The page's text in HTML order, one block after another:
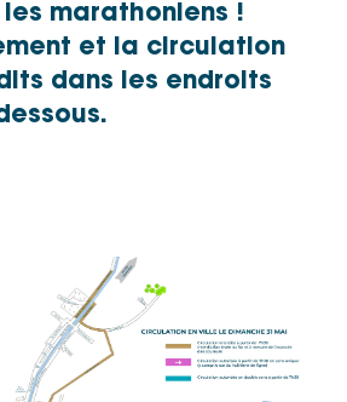
marathoniens !
et la circulation
dans les endroits